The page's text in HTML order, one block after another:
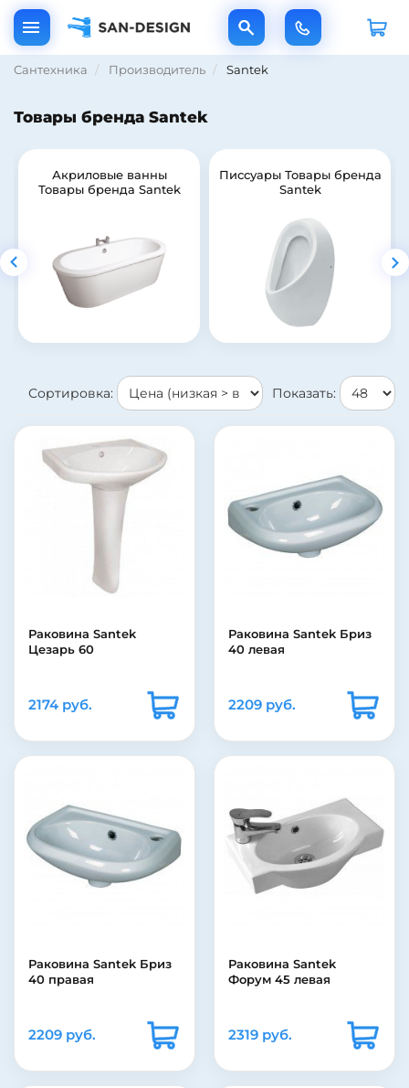
Сантехника Производитель Santek
Товары бренда Santek
Акриловые ванны
Товары бренда Santek
Писсуары Товары бренда
Santek
Показать:
Сортировка:
Раковина Santek
Цезарь 60
2174 руб.
Раковина Santek Бриз
40 левая
2209 руб.
Раковина Santek Бриз
40 правая
2209 руб.
Раковина Santek
Форум 45 левая
2319 руб.